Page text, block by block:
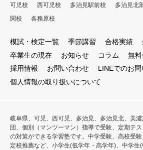
可児校 西可児校 多治見駅前校 多治見北
関校
各務原校
模試・検定一覧 季節講習 合格実績
卒業生の現在
お知らせ コラム 無
採用情報
お問い合わせ
LINEでのお
個人情報の取り扱いについて
岐阜県、可児、西可児、多治見、多治見北、美
団、個別（マンツーマン）指導で受験、定期テ
の対策ができる学習塾です。中学受験、高校受
定校推薦など、小学生(低学年・高学年)、中学生